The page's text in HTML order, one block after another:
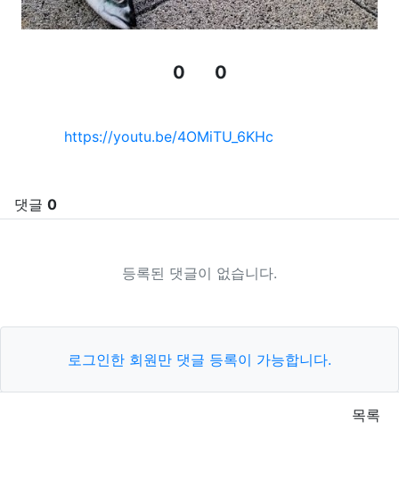
0
0
관련자료https://youtu.be/4OMiTU_6KHc
댓글 0
등록된 댓글이 없습니다.
로그인한 회원만 댓글 등록이 가능합니다.
목록